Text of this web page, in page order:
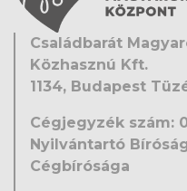
Családbarát
Közhasznú Kft.
1134, Budapest
Cégjegyzék szám:
Nyilvántartó
Cégbírósága